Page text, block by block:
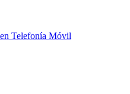
Telefonía Móvil